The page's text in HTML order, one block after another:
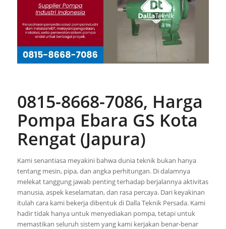
0815-8668-7086, Harga
Pompa Ebara GS Kota
Rengat (Japura)
Kami senantiasa meyakini bahwa dunia teknik bukan hanya
tentang mesin, pipa, dan angka perhitungan. Di dalamnya
melekat tanggung jawab penting terhadap berjalannya aktivitas
manusia, aspek keselamatan, dan rasa percaya. Dari keyakinan
itulah cara kami bekerja dibentuk di Dalla Teknik Persada. Kami
hadir tidak hanya untuk menyediakan pompa, tetapi untuk
memastikan seluruh sistem yang kami kerjakan benar-benar